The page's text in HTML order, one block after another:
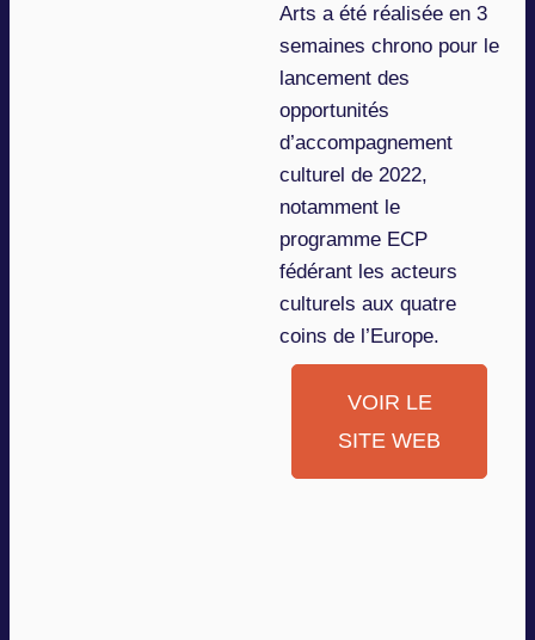
Arts a été réalisée en 3
semaines chrono pour le
lancement des
opportunités
d’accompagnement
culturel de 2022,
notamment le
programme ECP
fédérant les acteurs
culturels aux quatre
coins de l’Europe.
VOIR LE
SITE WEB